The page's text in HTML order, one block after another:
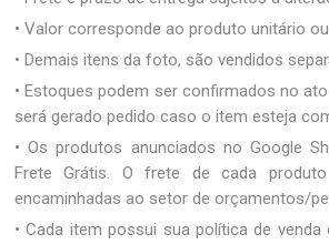
• Valor corresponde ao produto unitário
• Demais itens da foto, são vendidos
• Estoques podem ser confirmados no
será gerado pedido caso o item esteja
• Os produtos anunciados no Google
Frete Grátis. O frete de cada
encaminhadas ao setor de orçamentos/
• Cada item possui sua política de